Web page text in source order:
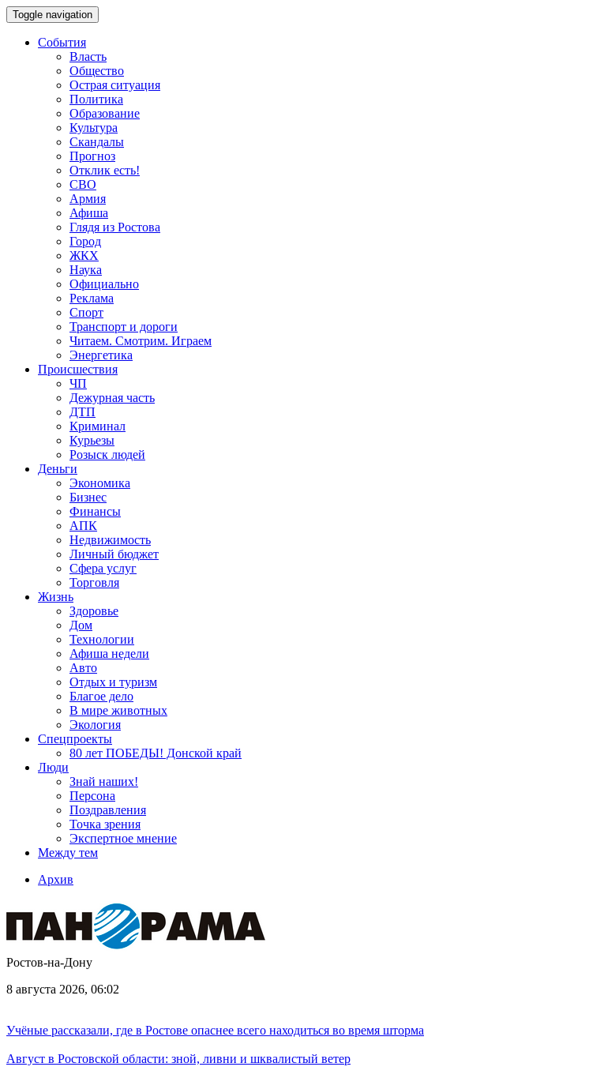
Toggle navigation
События
Власть
Общество
Острая ситуация
Политика
Образование
Культура
Скандалы
Прогноз
Отклик есть!
СВО
Армия
Афиша
Глядя из Ростова
Город
ЖКХ
Наука
Официально
Реклама
Спорт
Транспорт и дороги
Читаем. Смотрим. Играем
Энергетика
Происшествия
ЧП
Дежурная часть
ДТП
Криминал
Курьезы
Розыск людей
Деньги
Экономика
Бизнес
Финансы
АПК
Недвижимость
Личный бюджет
Сфера услуг
Торговля
Жизнь
Здоровье
Дом
Технологии
Афиша недели
Авто
Отдых и туризм
Благое дело
В мире животных
Экология
Спецпроекты
80 лет ПОБЕДЫ! Донской край
Люди
Знай наших!
Персона
Поздравления
Точка зрения
Экспертное мнение
Между тем
Архив
Ростов-на-Дону
8 августа 2026, 06:02
Учёные рассказали, где в Ростове опаснее всего находиться во время шторма
Август в Ростовской области: зной, ливни и шквалистый ветер